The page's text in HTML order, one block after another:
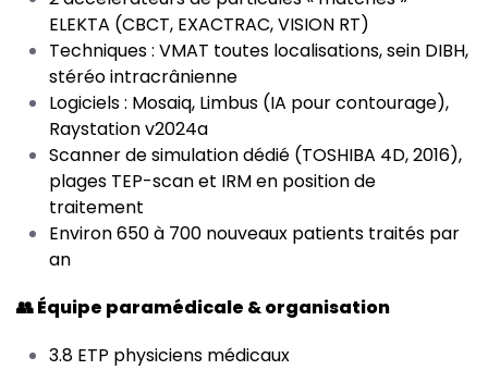
ELEKTA (CBCT, EXACTRAC, VISION RT)
Techniques : VMAT toutes localisations, sein DIBH,
stéréo intracrânienne
Logiciels : Mosaiq, Limbus (IA pour contourage),
Raystation v2024a
Scanner de simulation dédié (TOSHIBA 4D, 2016),
plages TEP-scan et IRM en position de
traitement
Environ 650 à 700 nouveaux patients traités par
an
👥 Équipe paramédicale & organisation
3.8 ETP physiciens médicaux